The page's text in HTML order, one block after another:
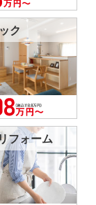
ク
フォーム